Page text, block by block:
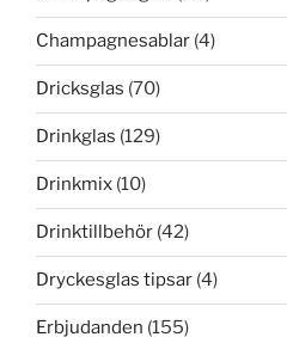
Champagnesablar (4)
Dricksglas (70)
Drinkglas (129)
Drinkmix (10)
Drinktillbehör (42)
Dryckesglas tipsar (4)
Erbjudanden (155)